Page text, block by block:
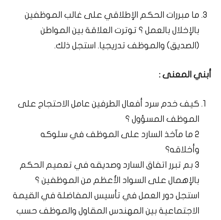
ما مبررات الحكم الإطلاقي على غالب الموظفين
بالإخلال بالعمل ؟ توترت العلاقة بين المواطن
(الصديق) والموظف تدريجيا. استجل ذلك.
أبني المعنى :
كيف خدم سرد أفعال الطرفين عامل الاحتجاج على
الموظف المسؤول ؟
2 ما مآخذ السارد على الموظف في سلوكه
وأخلاقه؟
3 بم تبرر اتفاق السارد وصديقه في تعميم الحكم
بالإهمال على السواد الأعظم من الموظفين ؟
استجل دور العمل في تأسيس المفاضلة في القيمة
الاجتماعية بين المهندس المقاول والموظف حسب